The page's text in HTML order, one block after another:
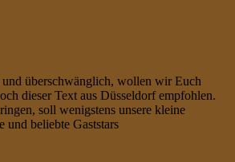
und überschwänglich, wollen wir Euch
dieser Text aus Düsseldorf empfohlen.
soll wenigstens unsere kleine
beliebte Gaststars